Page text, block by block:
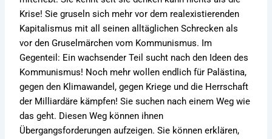
Krise! Sie gruseln sich mehr vor dem realexistierenden
Kapitalismus mit all seinen alltäglichen Schrecken als
vor den Gruselmärchen vom Kommunismus. Im
Gegenteil: Ein wachsender Teil sucht nach den Ideen des
Kommunismus! Noch mehr wollen endlich für Palästina,
gegen den Klimawandel, gegen Kriege und die Herrschaft
der Milliardäre kämpfen! Sie suchen nach einem Weg wie
das geht. Diesen Weg können ihnen
Übergangsforderungen aufzeigen. Sie können erklären,